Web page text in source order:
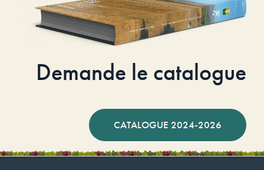
Demande le catalogue
CATALOGUE 2024-2026